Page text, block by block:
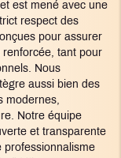
est mené avec une
respect des
pour assurer
renforcée, tant pour
Nous
aussi bien des
modernes,
Notre équipe
et transparente
professionnalisme